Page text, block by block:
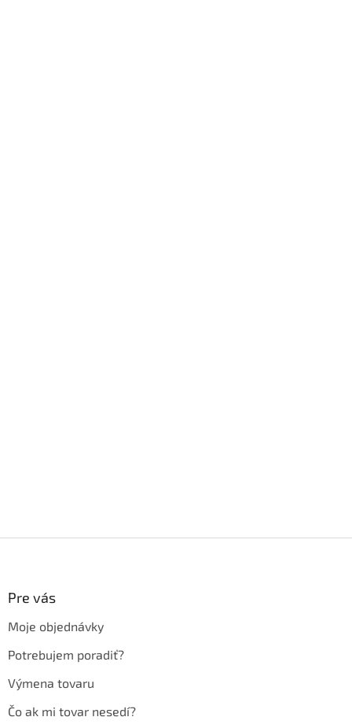
Pre vás
Moje objednávky
Potrebujem poradiť?
Výmena tovaru
Čo ak mi tovar nesedí?